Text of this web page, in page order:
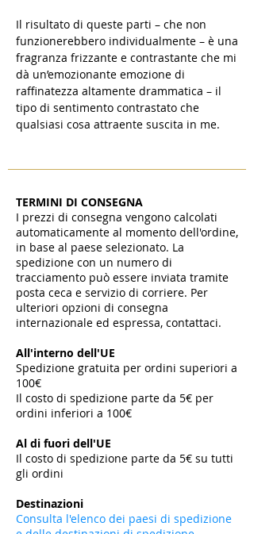
Il risultato di queste parti – che non
funzionerebbero individualmente – è una
fragranza frizzante e contrastante che mi
dà un’emozionante emozione di
raffinatezza altamente drammatica – il
tipo di sentimento contrastato che
qualsiasi cosa attraente suscita in me.
TERMINI DI CONSEGNA
I prezzi di consegna vengono calcolati
automaticamente al momento dell'ordine,
in base al paese selezionato. La
spedizione con un numero di
tracciamento può essere inviata tramite
posta ceca e servizio di corriere. Per
ulteriori opzioni di consegna
internazionale ed espressa, contattaci.
All'interno dell'UE
Spedizione gratuita per ordini superiori a
100€
Il costo di spedizione parte da 5€ per
ordini inferiori a 100€
Al di fuori dell'UE
Il costo di spedizione parte da 5€ su tutti
gli ordini
Destinazioni
Consulta l'elenco dei paesi di spedizione